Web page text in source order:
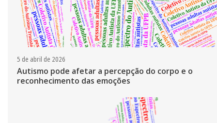
5 de abril de 2026
Autismo pode afetar a percepção do corpo e o
reconhecimento das emoções